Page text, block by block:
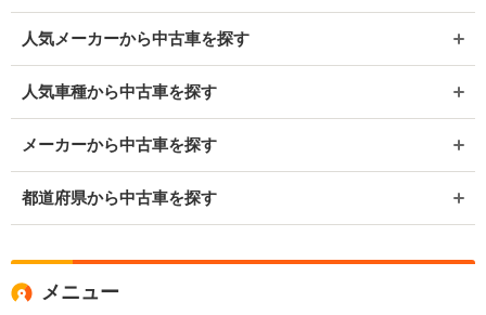
人気メーカーから中古車を探す
人気車種から中古車を探す
メーカーから中古車を探す
都道府県から中古車を探す
メニュー